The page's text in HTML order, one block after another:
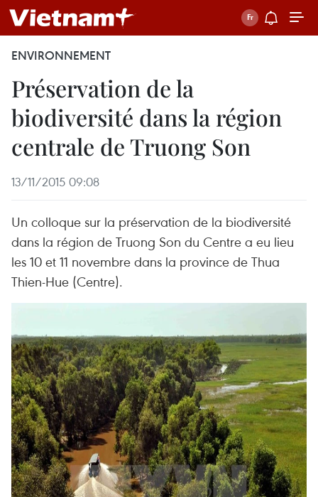
ENVIRONNEMENT
Préservation de la
biodiversité dans la région
centrale de Truong Son
13/11/2015 09:08
Un colloque sur la préservation de la biodiversité
dans la région de Truong Son du Centre a eu lieu
les 10 et 11 novembre dans la province de Thua
Thien-Hue (Centre).